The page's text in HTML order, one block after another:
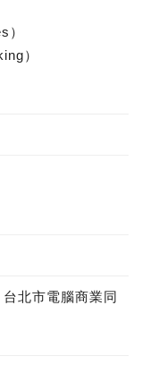
）
北市電腦商業同